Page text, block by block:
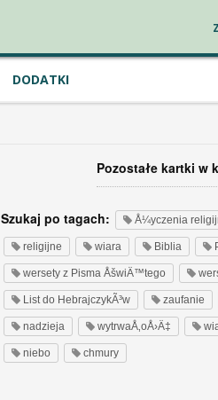
DODATKI
Pozostałe kartki w
Szukaj po tagach: Å¼yczenia
religijne wiara Biblia
wersety z Pisma ÅšwiÄ™tego
List do HebrajczykÃ³w zaufanie
nadzieja wytrwaÅ‚oÅ›Ä‡
niebo chmury